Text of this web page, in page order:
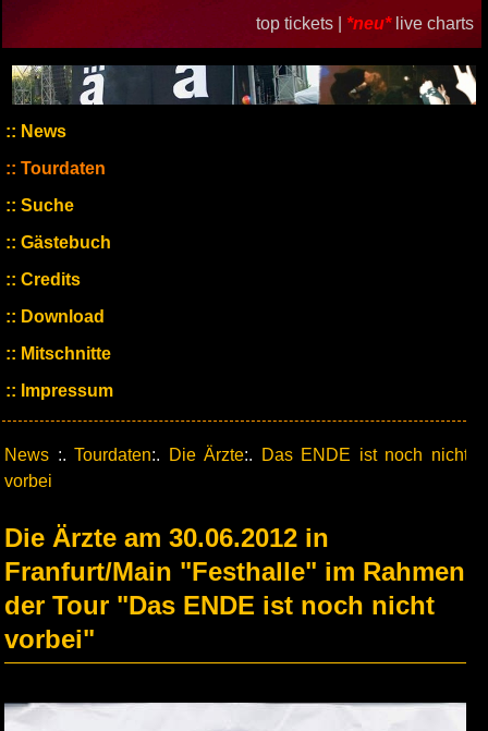
top tickets | *neu* live charts
News
Tourdaten
Suche
Gästebuch
Credits
Download
Mitschnitte
Impressum
News :.Tourdaten:. Die Ärzte:.
Das ENDE ist noch nicht
vorbei
Die Ärzte am 30.06.2012 in
Franfurt/Main "Festhalle" im Rahmen
der Tour "Das ENDE ist noch nicht
vorbei"